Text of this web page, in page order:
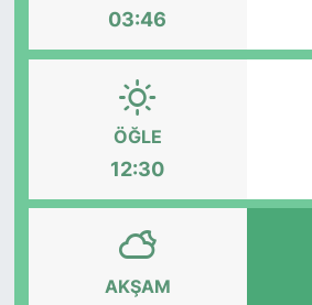
03:46
ÖĞLE
12:30
AKŞAM